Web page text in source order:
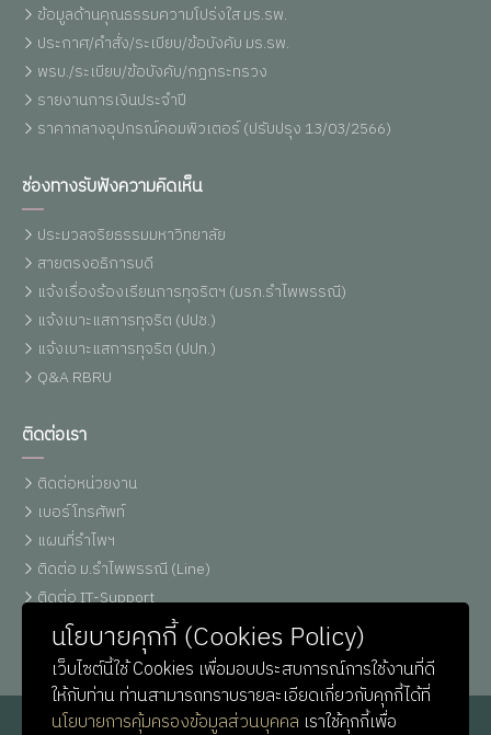
ข้อมูลด้านคุณธรรมความโปร่งใส มร.รพ.
ประกาศ/คำสั่ง/ระเบียบ/ข้อบังคับ มร.รพ.
พรบ./ระเบียบ/ข้อบังคับ/กฏกระทรวง
รายงานการเงินประจำปี
ราคากลางอุปกรณ์คอมพิวเตอร์ (ปรับปรุง 13/03/2566)
ช่องทางรับฟังความคิดเห็น
ประมวลจริยธรรมมหาวิทยาลัย
สายตรงอธิการบดี
แจ้งเรื่องร้องเรียนการทุจริตฯ (มรภ.รำไพพรรณี)
แจ้งเบาะแสการทุจริต (ปปช.)
แจ้งเบาะแสการทุจริต (ปปท.)
Q&A RBRU
ติดต่อเรา
ติดต่อหน่วยงาน
เบอร์โทรศัพท์
แผนที่รำไพฯ
ติดต่อ ม.รำไพพรรณี (Line)
ติดต่อ IT-Support
หน่วยประชาสัมพันธ์
นโยบายคุกกี้ (Cookies Policy)
เว็บไซต์นี้ใช้ Cookies เพื่อมอบประสบการณ์การใช้งานที่ดี
ให้กับท่าน ท่านสามารถทราบรายละเอียดเกี่ยวกับคุกกี้ได้ที่
นโยบายการคุ้มครองข้อมูลส่วนบุคคล เราใช้คุกกี้เพื่อ